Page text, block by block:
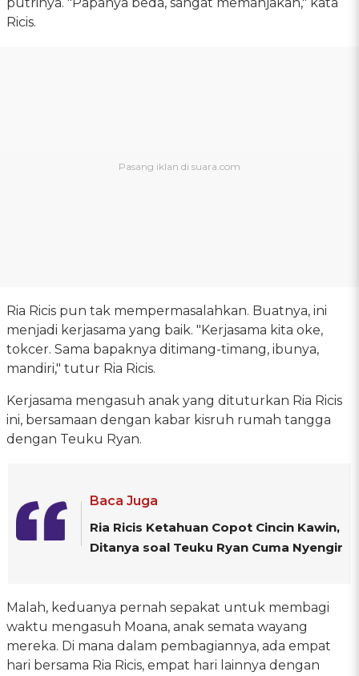
Ricis.
Ria Ricis pun tak mempermasalahkan. Buatnya, ini
menjadi kerjasama yang baik. "Kerjasama kita oke,
tokcer. Sama bapaknya ditimang-timang, ibunya,
mandiri," tutur Ria Ricis.
Kerjasama mengasuh anak yang dituturkan Ria Ricis
ini, bersamaan dengan kabar kisruh rumah tangga
dengan Teuku Ryan.
Baca Juga
Ria Ricis Ketahuan Copot Cincin Kawin,
Ditanya soal Teuku Ryan Cuma Nyengir
Malah, keduanya pernah sepakat untuk membagi
waktu mengasuh Moana, anak semata wayang
mereka. Di mana dalam pembagiannya, ada empat
hari bersama Ria Ricis, empat hari lainnya dengan